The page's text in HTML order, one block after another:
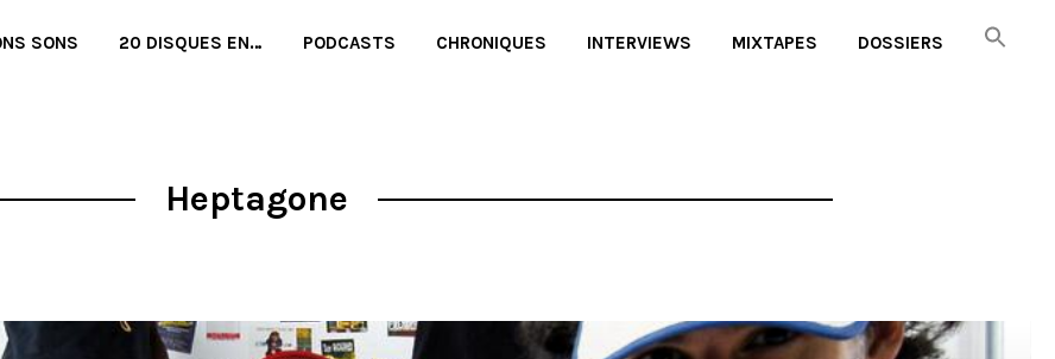
SONS 20 DISQUES EN… PODCASTS CHRONIQUES INTERVIEWS MIXTAPES DOSSIERS
Heptagone